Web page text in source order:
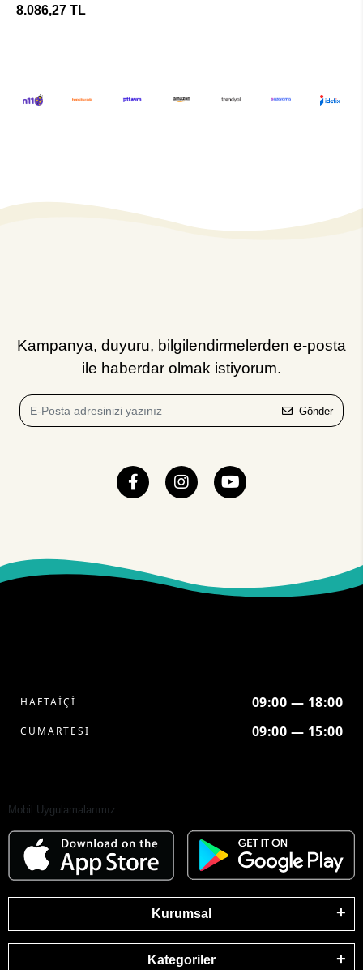
8.086,27 TL
Kampanya, duyuru, bilgilendirmelerden e-posta
ile haberdar olmak istiyorum.
Gönder
HAFTAİÇİ 09:00 — 18:00
CUMARTESİ 09:00 — 15:00
Mobil Uygulamalarımız
Kurumsal
Kategoriler